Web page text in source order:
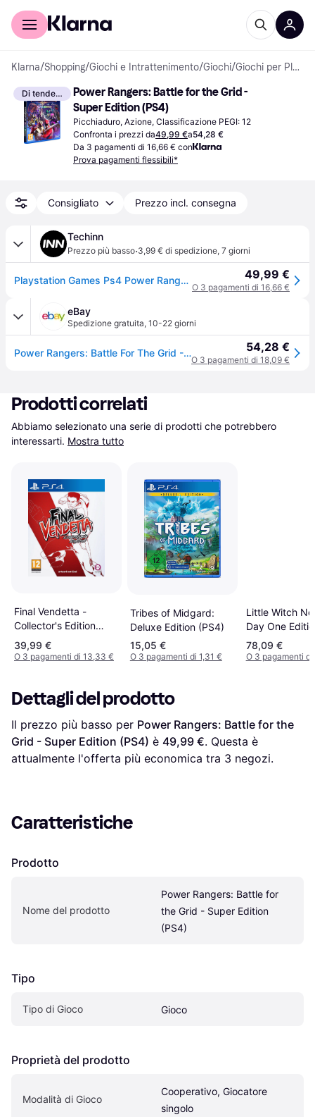
Per il tuo shopping
Klarna/Shopping/Giochi e Intrattenimento/Giochi/ Giochi per PlayStation 4
Di tendenza
Power Rangers: Battle for the Grid -
Super Edition (PS4)
Picchiaduro, Azione, Classificazione PEGI: 12
Confronta i prezzi da49,99 €a54,28 €
Da 3 pagamenti di 16,66 € con
Prova pagamenti flessibili*
Consigliato Prezzo incl. consegna
Techinn
Prezzo più basso·3,99 € di spedizione, 7 giorni
Playstation Games Ps4 Power Rangers Battle For The Grid Super Edition Multicolor PAL 49,99 €
O 3 pagamenti di 16,66 €
eBay
Spedizione gratuita, 10-22 giorni
Power Rangers: Battle For The Grid - Super Edition (ps4) - (sony Playstation 4) 54,28 €
O 3 pagamenti di 18,09 €
Prodotti correlati
Abbiamo selezionato una serie di prodotti che potrebbero
interessarti. Mostra tutto
Final Vendetta -
Collector's Edition
(PS4)
39,99 €
O 3 pagamenti di 13,33 €
Tribes of Midgard:
Deluxe Edition (PS4)
15,05 €
O 3 pagamenti di 1,31 €
Little Witch
Day One
78,09 €
O 3 pagamenti
Dettagli del prodotto
Il prezzo più basso per Power Rangers: Battle for the
Grid - Super Edition (PS4) è 49,99 €. Questa è
attualmente l'offerta più economica tra 3 negozi.
Caratteristiche
Prodotto
Nome del prodotto
Power Rangers: Battle for
the Grid - Super Edition
(PS4)
Tipo
Tipo di Gioco Gioco
Proprietà del prodotto
Modalità di Gioco
Cooperativo, Giocatore
singolo